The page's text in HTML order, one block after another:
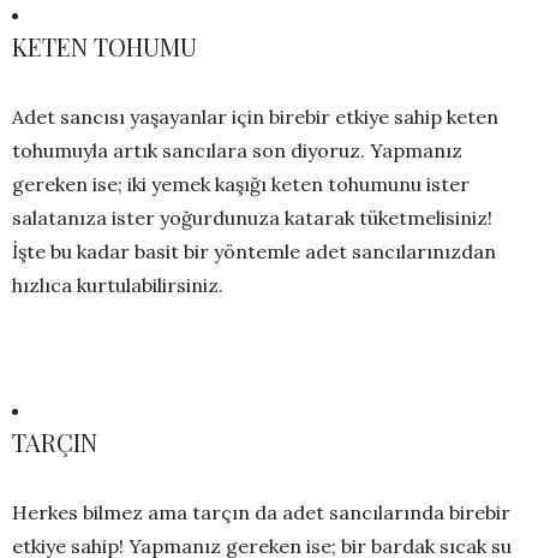
KETEN TOHUMU
Adet sancısı yaşayanlar için birebir etkiye sahip keten
tohumuyla artık sancılara son diyoruz. Yapmanız
gereken ise; iki yemek kaşığı keten tohumunu ister
salatanıza ister yoğurdunuza katarak tüketmelisiniz!
İşte bu kadar basit bir yöntemle adet sancılarınızdan
hızlıca kurtulabilirsiniz.
TARÇIN
Herkes bilmez ama tarçın da adet sancılarında birebir
etkiye sahip! Yapmanız gereken ise; bir bardak sıcak su